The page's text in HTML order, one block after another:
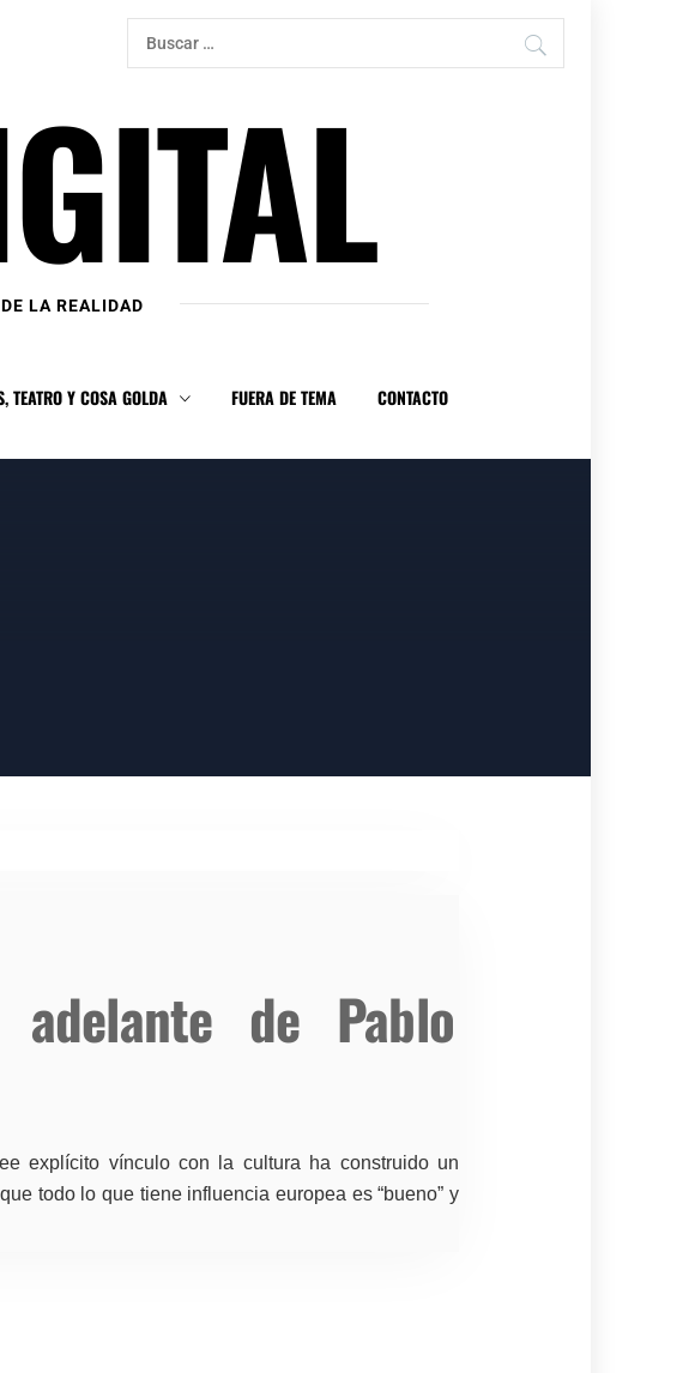
Buscar:
LA REALIDAD
TEATRO Y COSA GOLDA FUERA DE TEMA CONTACTO
de Pablo
explícito vínculo con la cultura ha construido un
todo lo que tiene influencia europea es “bueno” y